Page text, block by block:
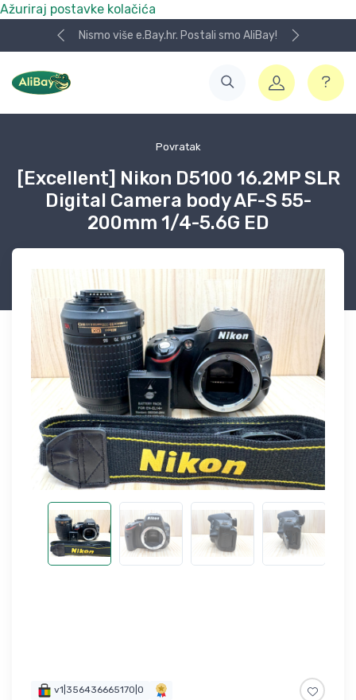
Ažuriraj postavke kolačića
Nismo više e.Bay.hr. Postali smo AliBay!
Povratak
[Excellent] Nikon D5100 16.2MP SLR
Digital Camera body AF-S 55-
200mm 1/4-5.6G ED
v1|356436665170|0